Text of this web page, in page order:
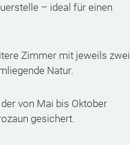
– ideal für einen
Zimmer mit jeweils zwei
Natur.
von Mai bis Oktober
gesichert.